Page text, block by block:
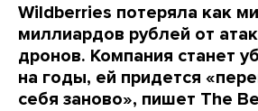
Wildberries потеряла как
миллиардов рублей от
дронов. Компания станет
на годы, ей придется
себя заново», пишет The